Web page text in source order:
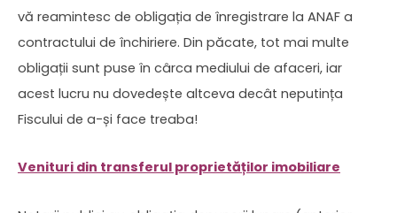
vă reamintesc de obligația de înregistrare la ANAF a
contractului de închiriere. Din păcate, tot mai multe
obligații sunt puse în cârca mediului de afaceri, iar
acest lucru nu dovedește altceva decât neputința
Fiscului de a-și face treaba!
Venituri din transferul proprietăților imobiliare